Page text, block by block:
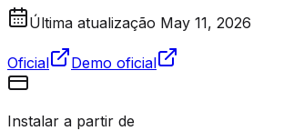
Última atualização May 11, 2026
Oficial Demo oficial
Instalar a partir de